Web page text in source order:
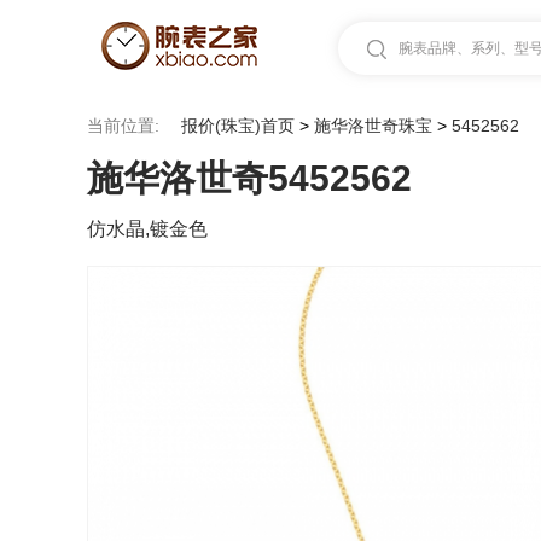
腕表品牌、系列、型
当前位置: 报价(珠宝)首页 > 施华洛世奇珠宝 > 5452562
施华洛世奇5452562
仿水晶,镀金色